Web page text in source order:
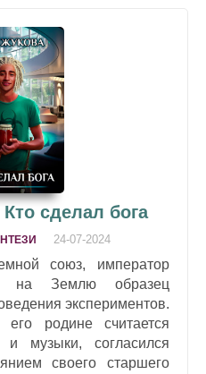
сделал бога
24-07-2024
союз, император
на Землю образец
экспериментов.
родине считается
музыки, согласился
своего старшего